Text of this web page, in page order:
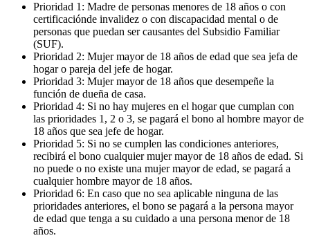
Prioridad 1: Madre de personas menores de 18 años o con
certificaciónde invalidez o con discapacidad mental o de
personas que puedan ser causantes del Subsidio Familiar
(SUF).
Prioridad 2: Mujer mayor de 18 años de edad que sea jefa de
hogar o pareja del jefe de hogar.
Prioridad 3: Mujer mayor de 18 años que desempeñe la
función de dueña de casa.
Prioridad 4: Si no hay mujeres en el hogar que cumplan con
las prioridades 1, 2 o 3, se pagará el bono al hombre mayor de
18 años que sea jefe de hogar.
Prioridad 5: Si no se cumplen las condiciones anteriores,
recibirá el bono cualquier mujer mayor de 18 años de edad. Si
no puede o no existe una mujer mayor de edad, se pagará a
cualquier hombre mayor de 18 años.
Prioridad 6: En caso que no sea aplicable ninguna de las
prioridades anteriores, el bono se pagará a la persona mayor
de edad que tenga a su cuidado a una persona menor de 18
años.